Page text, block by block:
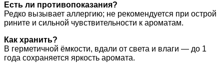
Есть ли противопоказания?
Редко вызывает аллергию; не рекомендуется при острой
рините и сильной чувствительности к ароматам.
Как хранить?
В герметичной ёмкости, вдали от света и влаги — до 1
года сохраняется яркость аромата.